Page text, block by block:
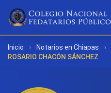
Inicio › Notarios en Chiapas ›
ROSARIO CHACÓN SÁNCHEZ